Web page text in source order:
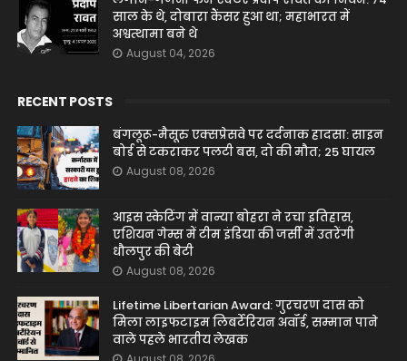
साल के थे, दोबारा कैंसर हुआ था; महाभारत में
अश्वत्थामा बने थे
August 04, 2026
RECENT POSTS
बंगलूरू-मैसूरु एक्सप्रेसवे पर दर्दनाक हादसा: साइन
बोर्ड से टकराकर पलटी बस, दो की मौत; 25 घायल
August 08, 2026
आइस स्केटिंग में वान्या बोहरा ने रचा इतिहास,
एशियन गेम्स में टीम इंडिया की जर्सी में उतरेंगी
धौलपुर की बेटी
August 08, 2026
Lifetime Libertarian Award: गुरचरण दास को
मिला लाइफटाइम लिबर्टेरियन अवॉर्ड, सम्मान पाने
वाले पहले भारतीय लेखक